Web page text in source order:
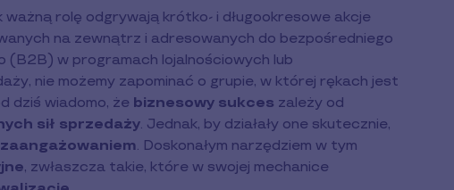
rolę odgrywają krótko- i długookresowe akcje
na zewnątrz i adresowanych do bezpośredniego
w programach lojalnościowych lub
nie możemy zapominać o grupie, w której rękach jest
dziś wiadomo, że biznesowy sukces zależy od
sił sprzedaży. Jednak, by działały one skutecznie,
zaangażowaniem. Doskonałym narzędziem w tym
, zwłaszcza takie, które w swojej mechanice